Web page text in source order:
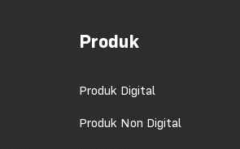
Produk
Produk Digital
Produk Non Digital